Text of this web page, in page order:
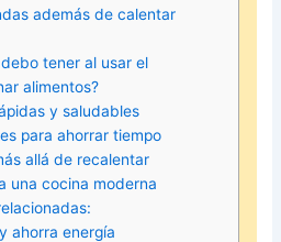
además de calentar
tener al usar el
alimentos?
y saludables
para ahorrar tiempo
allá de recalentar
una cocina moderna
ahorra energía